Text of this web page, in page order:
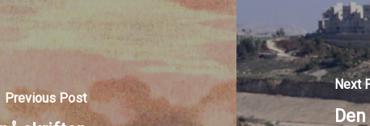
Previous Post
Next